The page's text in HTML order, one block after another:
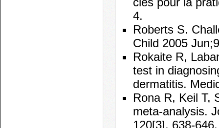
4.
Roberts S.
Child 2005
Rokaite R,
test in
dermatitis.
Rona R, Keil T,
meta-analysis.
120[3], 638-